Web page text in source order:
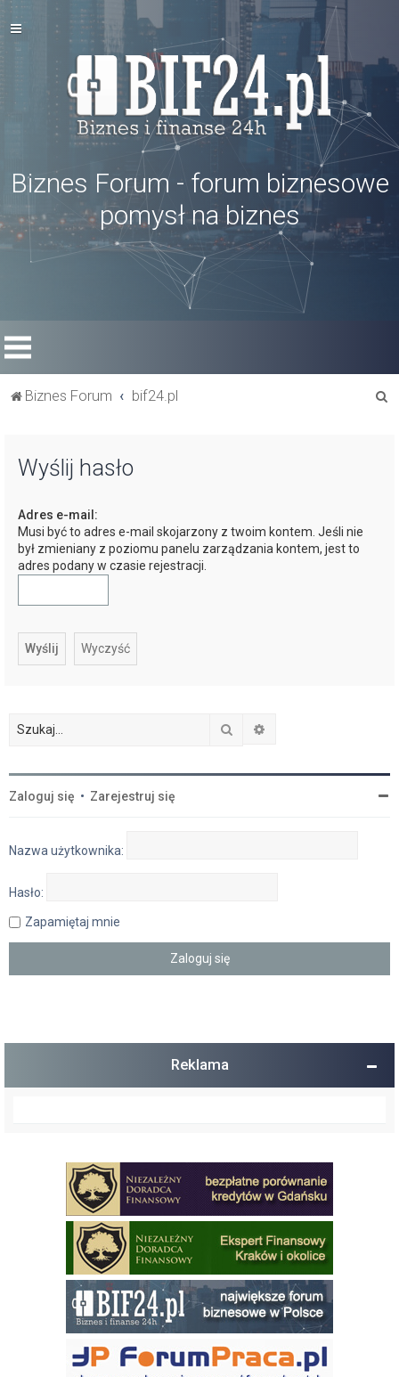
Biznes Forum - forum biznesowe
pomysł na biznes
Biznes Forum bif24.pl
Wyślij hasło
Adres e-mail:
Musi być to adres e-mail skojarzony z twoim kontem. Jeśli nie
był zmieniany z poziomu panelu zarządzania kontem, jest to
adres podany w czasie rejestracji.
Szukaj
Zaloguj się • Zarejestruj się
Nazwa użytkownika:
Hasło:
Zapamiętaj mnie
Reklama